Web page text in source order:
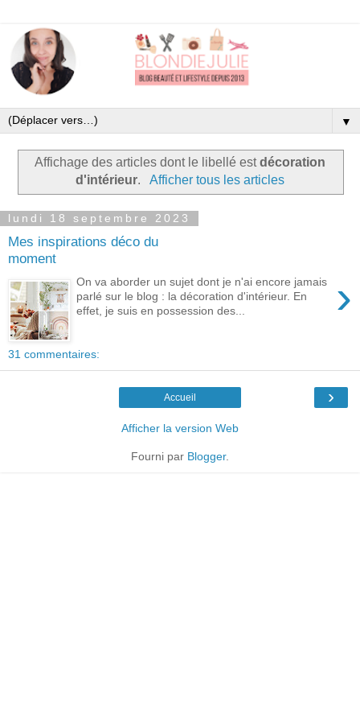
▼
Affichage des articles dont le libellé estdécoration
d'intérieur. Afficher tous les articles
lundi 18 septembre 2023
Mes inspirations déco du
moment
›
On va aborder un sujet dont je n'ai encore jamais
parlé sur le blog : la décoration d'intérieur. En
effet, je suis en possession des...
31 commentaires:
›
Accueil
Afficher la version Web
Fourni par Blogger.